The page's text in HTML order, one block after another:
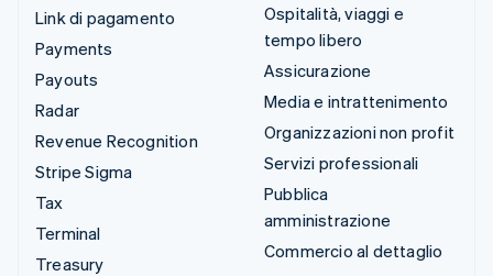
Link di pagamento
Payments
Payouts
Radar
Revenue Recognition
Stripe Sigma
Tax
Terminal
Treasury
Ospitalità, viaggi e
tempo libero
Assicurazione
Media e intrattenimento
Organizzazioni non profit
Servizi professionali
Pubblica
amministrazione
Commercio al dettaglio